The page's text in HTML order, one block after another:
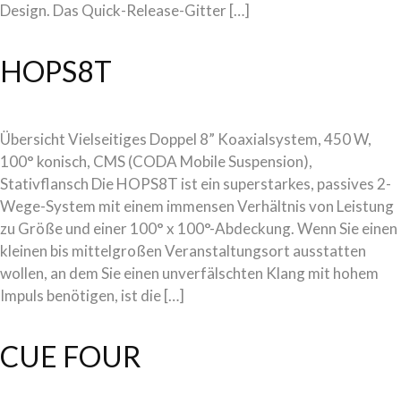
Design. Das Quick-Release-Gitter […]
HOPS8T
Übersicht Vielseitiges Doppel 8” Koaxialsystem, 450 W,
100° konisch, CMS (CODA Mobile Suspension),
Stativflansch Die HOPS8T ist ein superstarkes, passives 2-
Wege-System mit einem immensen Verhältnis von Leistung
zu Größe und einer 100° x 100°-Abdeckung. Wenn Sie einen
kleinen bis mittelgroßen Veranstaltungsort ausstatten
wollen, an dem Sie einen unverfälschten Klang mit hohem
Impuls benötigen, ist die […]
CUE FOUR